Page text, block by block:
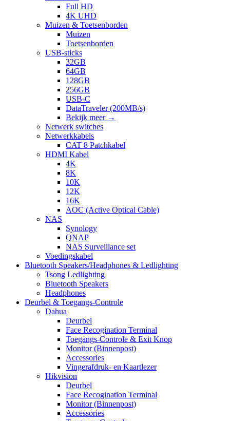
Full HD
4K UHD
Muizen & Toetsenborden
Muizen
Toetsenborden
USB-sticks
32GB
64GB
128GB
256GB
USB-C
DataTraveler (200MB/s)
Bekijk meer →
Netwerk switches
Netwerkkabels
CAT 8 Patchkabel
HDMI Kabel
4K
8K
10K
12K
16K
AOC (Active Optical Cable)
NAS
Synology
QNAP
NAS Surveillance set
Voedingskabel
Bluetooth Speakers/Headphones & Ledlighting
Tsong Ledlighting
Bluetooth Speakers
Headphones
Deurbel & Toegangs-Controle
Dahua
Deurbel
Face Recogination Terminal
Toegangs-Controle & Exit Knop
Monitor (Binnenpost)
Accessories
Vingerafdruk- en Kaartlezer
Hikvision
Deurbel
Face Recogination Terminal
Monitor (Binnenpost)
Accessories